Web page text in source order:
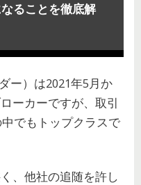
ることを徹底解
ー）は2021年5月か
ーカーですが、取引
でもトップクラスで
、他社の追随を許し